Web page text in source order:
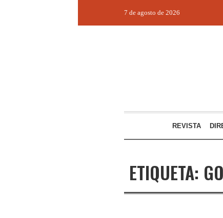
7 de agosto de 2026
REVISTA
ETIQUETA: